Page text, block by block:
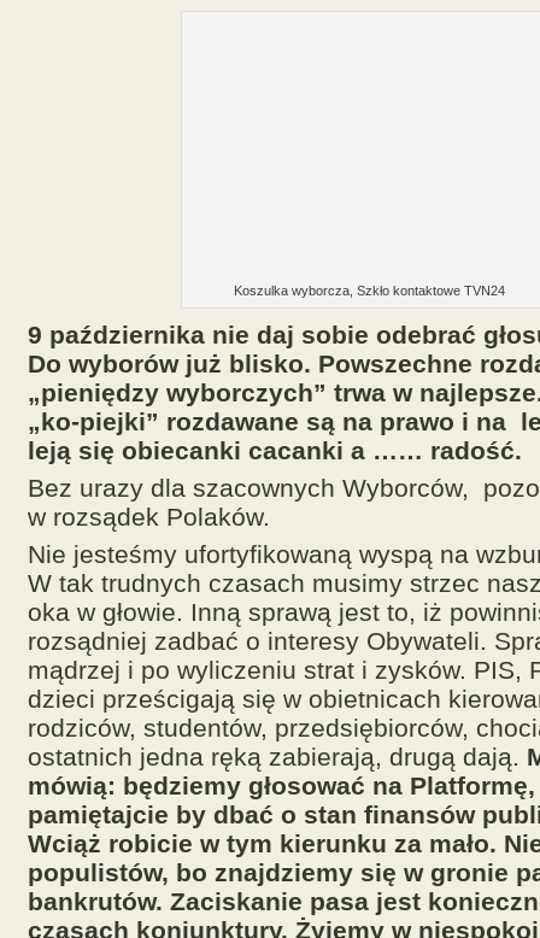
Koszulka wyborcza, Szkło kontaktowe TVN24
9 października nie daj sobie odebrać
Do wyborów już blisko. Powszechne
„pieniędzy wyborczych” trwa w
„ko-piejki” rozdawane są na prawo i na
leją się obiecanki cacanki a …… radość.
Bez urazy dla szacownych Wyborców,
w rozsądek Polaków.
Nie jesteśmy ufortyfikowaną wyspą na
W tak trudnych czasach musimy strzec
oka w głowie. Inną sprawą jest to, iż
rozsądniej zadbać o interesy Obywateli.
mądrzej i po wyliczeniu strat i zysków. PIS,
dzieci prześcigają się w obietnicach
rodziców, studentów, przedsiębiorców,
ostatnich jedna ręką zabierają, drugą dają.
mówią: będziemy głosować na
pamiętajcie by dbać o stan finansów
Wciąż robicie w tym kierunku za mało.
populistów, bo znajdziemy się w gronie
bankrutów. Zaciskanie pasa jest
czasach koniunktury. Żyjemy w